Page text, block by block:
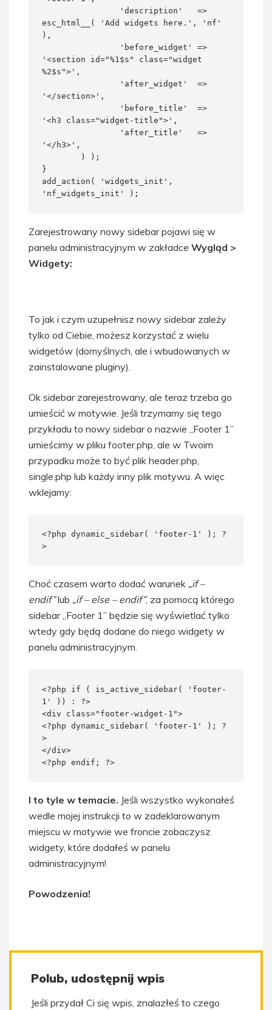
esc_html__( 'Add widgets here.', 'nf'
),
'<section id="%1$s" class="widget
%2$s">',
'</section>',
'<h3 class="widget-title">',
'</h3>',
}
add_action( 'widgets_init',
'nf_widgets_init' );
Zarejestrowany nowy sidebar pojawi się w
panelu administracyjnym w zakładce Wygląd >
Widgety:
To jak i czym uzupełnisz nowy sidebar zależy
tylko od Ciebie, możesz korzystać z wielu
widgetów (domyślnych, ale i wbudowanych w
zainstalowane pluginy).
Ok sidebar zarejestrowany, ale teraz trzeba go
umieścić w motywie. Jeśli trzymamy się tego
przykładu to nowy sidebar o nazwie „Footer 1”
umieścimy w pliku footer.php, ale w Twoim
przypadku może to być plik header.php,
single.php lub każdy inny plik motywu. A więc
wklejamy:
<?php dynamic_sidebar( 'footer-1' ); ?
>
Choć czasem warto dodać warunek „if –
endif”lub „if – else – endif”, za pomocą którego
sidebar „Footer 1” będzie się wyświetlać tylko
wtedy gdy będą dodane do niego widgety w
panelu administracyjnym.
<?php if ( is_active_sidebar( 'footer-
1' )) : ?>
<div class="footer-widget-1">
<?php dynamic_sidebar( 'footer-1' ); ?
>
</div>
<?php endif; ?>
I to tyle w temacie. Jeśli wszystko wykonałeś
wedle mojej instrukcji to w zadeklarowanym
miejscu w motywie we froncie zobaczysz
widgety, które dodałeś w panelu
administracyjnym!
Powodzenia!
Polub, udostępnij wpis
Jeśli przydał Ci się wpis, znalazłeś to czego